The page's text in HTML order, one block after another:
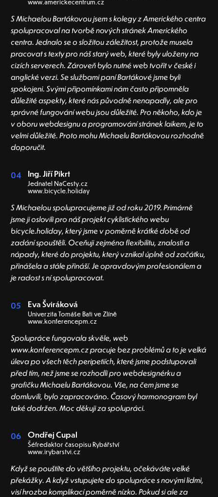
www.americkecentrum.cz
S Michaelou Bartákovou jsem s kolegy z Amerického centra
spolupracoval na tvorbě nových stránek Amerického
centra. Jednalo se o složitou záležitost, protože musela
pracovat s texty pro náš starý web, které byly uloženy na
cizích serverech. Zároveň bylo nutné web tvořit v české i
anglické verzi. Se službami paní Bartákové jsme byli
spokojeni. Svými připomínkami nám často připomněla
důležité aspekty, které nás původně nenapadly, ale pro
správné fungování webu jsou důležité. Pro někoho, kdo je
v oboru webdesignu a programování stránek laikem, je to
velmi důležité. Proto mohu Michaelu Bartákovou rozhodně
doporučit.
04 Ing. Jiří Pikrt
Jednatel NaCesty.cz
www.bicycle.holiday
S Michaelou spolupracujeme již od roku 2019. Primárně
jsme ji oslovili pro náš projekt cyklistického webu
bicycle.holiday, který jsme v poměrně krátké době od
zadání spouštěli. Oceňuji zejména flexibilitu, znalosti a
nápady, které do projektu, který vznikal úplně od začátku,
přinášela a stále přináší. Je opravdovým profesionálem a
je radost s ní spolupracovat.
05 Eva Šviráková
Univerzita Tomáše Bati ve Zlíně
www.konferencepm.cz
Spolupráce fungovala skvěle, web
www.konferencepm.cz pracuje bez problémů a to je velká
úleva po všech těch peripetiích, které jsme podstupovali
před tím, než jsme se rozhodli pro webdesignérku a
grafičku Michaelu Bartákovou. Vše, na čem jsme se
domluvili, bylo zapracováno. Časový harmonogram byl
také dodržen. Moc děkuji za spolupráci.
06 Ondřej Cupal
Šéfredaktor časopisu Rybářství
www.irybarstvi.cz
Když se pouštíte do většího projektu, očekáváte velké
překážky. A když vstupujete do spolupráce s novými lidmi,
visí hrozba komplikací poměrně nízko. Pokud si ale za